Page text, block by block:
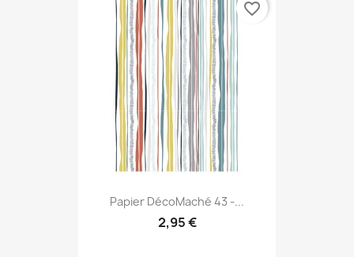
Papier DécoMaché 43 -...
2,95 €
favorite_border